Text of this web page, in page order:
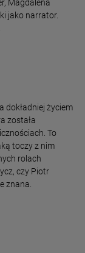
Magdalena
jako narrator.
dokładniej życiem
została
To
toczy z nim
rolach
czy Piotr
znana.